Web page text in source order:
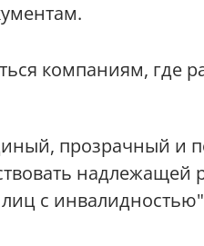
компаниям, где
прозрачный и
надлежащей
с